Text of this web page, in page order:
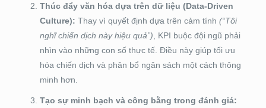
Thúc đẩy văn hóa dựa trên dữ liệu (Data-Driven
Culture): Thay vì quyết định dựa trên cảm tính (“Tôi
nghĩ chiến dịch này hiệu quả”) , KPI buộc đội ngũ phải
nhìn vào những con số thực tế. Điều này giúp tối ưu
hóa chiến dịch và phân bổ ngân sách một cách thông
minh hơn.
Tạo sự minh bạch và công bằng trong đánh giá: